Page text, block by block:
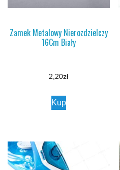
Zamek Metalowy Nierozdzielczy
16Cm Biały
2,20zł
Kup